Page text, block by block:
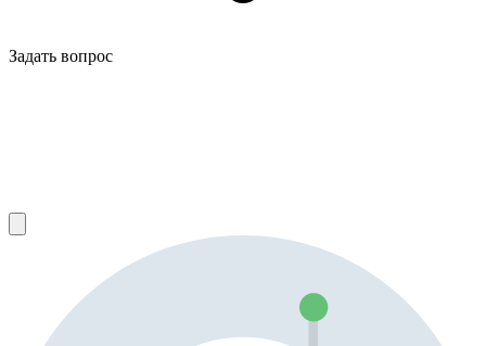
Задать вопрос